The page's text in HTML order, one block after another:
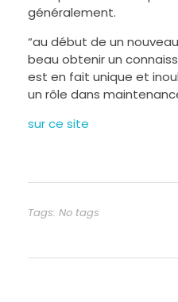
généralement.
“au début de un
beau obtenir un
est en fait unique et
un rôle dans
sur ce site
Tags: No tags